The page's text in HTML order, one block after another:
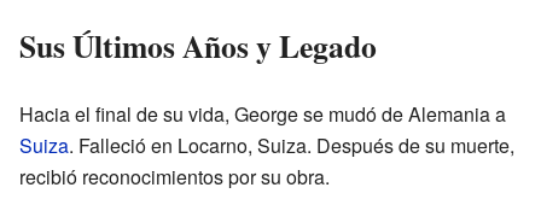
Sus Últimos Años y Legado
Hacia el final de su vida, George se mudó de Alemania a
Suiza. Falleció en Locarno, Suiza. Después de su muerte,
recibió reconocimientos por su obra.